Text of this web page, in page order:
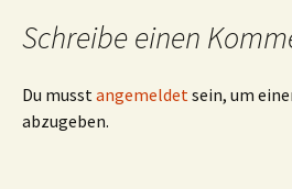
Schreibe einen
Du musst angemeldet sein, um
abzugeben.